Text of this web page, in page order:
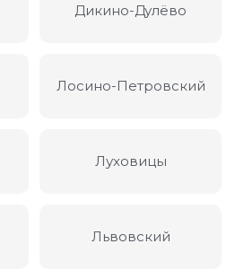
Дикино-Дулёво
Лосино-Петровский
Луховицы
Львовский